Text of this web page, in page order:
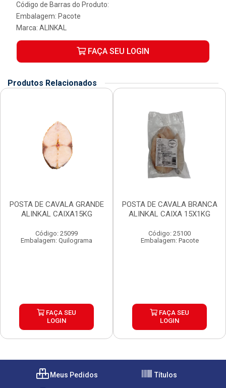
Código de Barras do Produto:
Embalagem: Pacote
Marca: ALINKAL
FAÇA SEU LOGIN
Produtos Relacionados
POSTA DE CAVALA GRANDE
ALINKAL CAIXA15KG
Código: 25099
Embalagem: Quilograma
FAÇA SEU
LOGIN
POSTA DE CAVALA BRANCA
ALINKAL CAIXA 15X1KG
Código: 25100
Embalagem: Pacote
FAÇA SEU
LOGIN
Meus Pedidos Títulos